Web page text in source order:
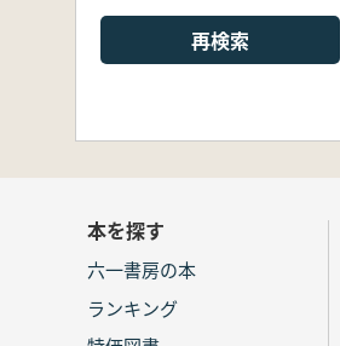
再検索
本を探す
六一書房の本
ランキング